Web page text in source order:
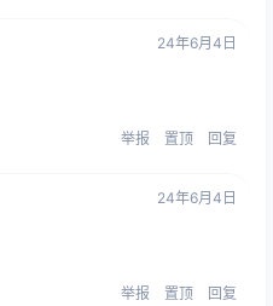
24年6月4日
举报 置顶 回复
24年6月4日
举报 置顶 回复